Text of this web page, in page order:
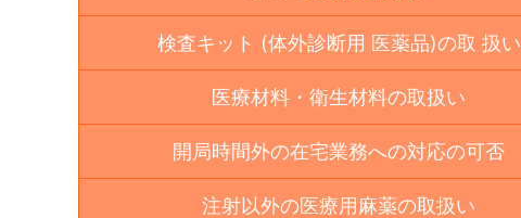
検査キット (体外診断用 医薬品)の取 扱い
医療材料・衛生材料の取扱い
開局時間外の在宅業務への対応の可否
注射以外の医療用麻薬の取扱い